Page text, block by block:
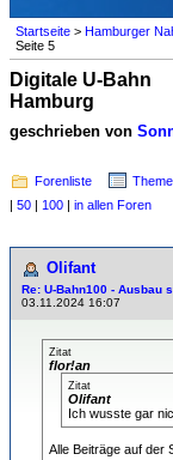
Startseite > Hamburger
Seite 5
Digitale U-Bahn
Hamburg
geschrieben von
Forenliste
| 50 | 100 | in allen Foren
Olifant
Re: U-Bahn100 - Ausbau
03.11.2024 16:07
Zitat
flor!an
Zitat
Olifant
Ich wusste gar
Alle Beiträge auf der